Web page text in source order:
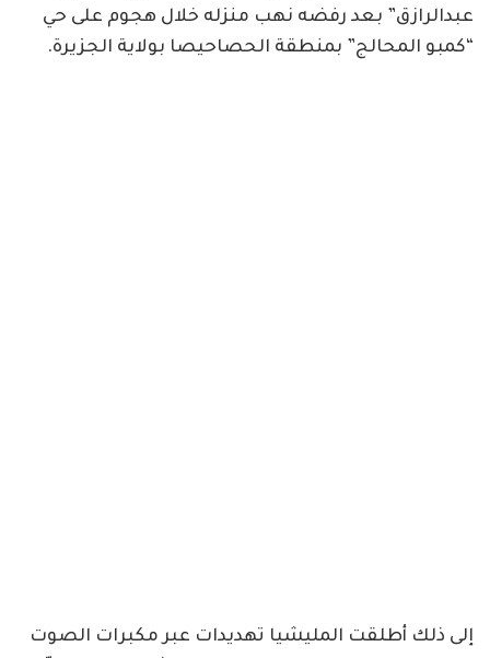
عبدالرازق” بعد رفضه نهب منزله خلال هجوم على حي
“كمبو المحالج” بمنطقة الحصاحيصا بولاية الجزيرة.
إلى ذلك أطلقت المليشيا تهديدات عبر مكبرات الصوت